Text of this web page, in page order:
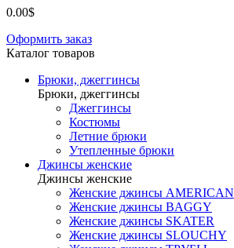
0.00$
Оформить заказ
Каталог товаров
Брюки, джеггинсы
Брюки, джеггинсы
Джеггинсы
Костюмы
Летние брюки
Утепленные брюки
Джинсы женские
Джинсы женские
Женские джинсы AMERICAN
Женские джинсы BAGGY
Женские джинсы SKATER
Женские джинсы SLOUCHY